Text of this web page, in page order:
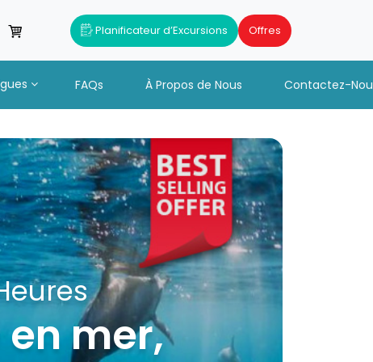
Planificateur d’Excursions Offres
FAQs À Propos de Nous Contactez-
Déjeuner et